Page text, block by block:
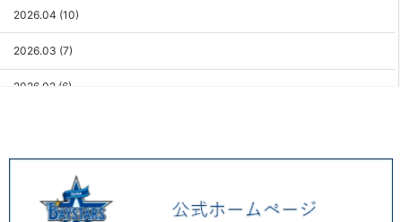
2026.04 (10)
2026.03 (7)
2026.02 (6)
2025.12 (3)
2025.11 (6)